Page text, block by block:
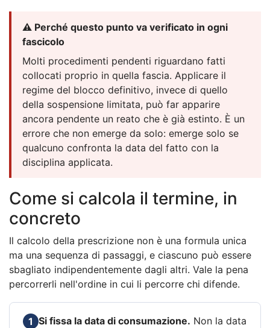
⚠️ Perché questo punto va verificato in ogni
fascicolo
Molti procedimenti pendenti riguardano fatti
collocati proprio in quella fascia. Applicare il
regime del blocco definitivo, invece di quello
della sospensione limitata, può far apparire
ancora pendente un reato che è già estinto. È un
errore che non emerge da solo: emerge solo se
qualcuno confronta la data del fatto con la
disciplina applicata.
Come si calcola il termine, in
concreto
Il calcolo della prescrizione non è una formula unica
ma una sequenza di passaggi, e ciascuno può essere
sbagliato indipendentemente dagli altri. Vale la pena
percorrerli nell'ordine in cui li percorre chi difende.
1 Si fissa la data di consumazione. Non la data